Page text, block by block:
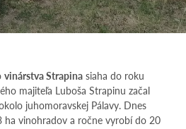
vinárstva Strapinasiaha do roku
majiteľa Luboša Strapinu začal
juhomoravskej Pálavy. Dnes
ha vinohradov a ročne vyrobí do 20